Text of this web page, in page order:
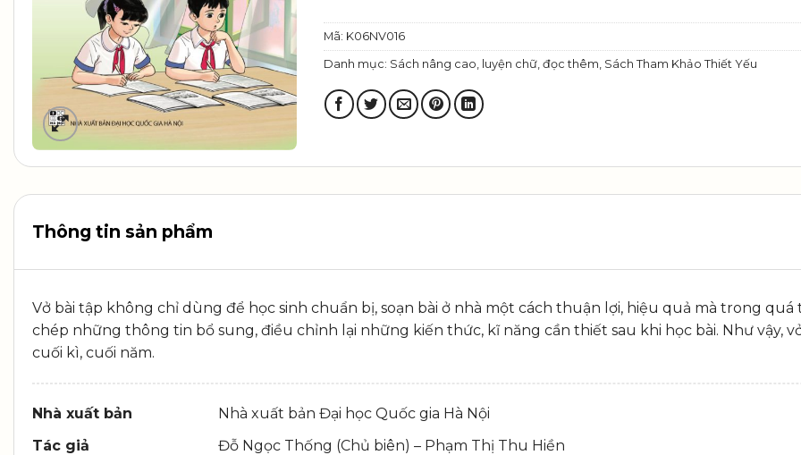
Mã: K06NV016
Danh mục: Sách nâng cao, luyện chữ, đọc thêm Sách Tham Khảo Thiết Yếu
Thông tin sản phẩm
Vở bài tập không chỉ dùng để học sinh chuẩn bị, soạn bài ở nhà một cách thuận lợi, hiệu quả mà trong
chép những thông tin bổ sung, điều chỉnh lại những kiến thức, kĩ năng cần thiết sau khi học bài. Như vậy,
cuối kì, cuối năm.
Nhà xuất bản
Nhà xuất bản Đại học Quốc gia Hà Nội
Tác giả
Đỗ Ngọc Thống (Chủ biên) – Phạm Thị Thu Hiền